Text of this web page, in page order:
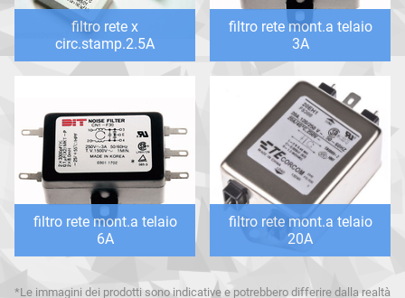
filtro rete x
circ.stamp.2.5A
filtro rete mont.a telaio
3A
filtro rete mont.a telaio
6A
filtro rete mont.a telaio
20A
*Le immagini dei prodotti sono indicative e potrebbero differire dalla realtà